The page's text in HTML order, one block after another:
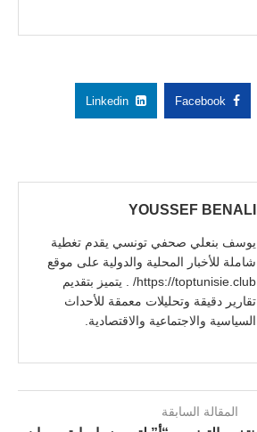
Facebook
Linkedin
YOUSSEF BENALI
يوسف بنعلي صحفي تونسي يقدم تغطية
شاملة للأخبار المحلية والدولية على موقع
https://toptunisie.club/ . يتميز بتقديم
تقارير دقيقة وتحليلات معمقة للأحداث
السياسية والاجتماعية والاقتصادية.
المقالة السابقة